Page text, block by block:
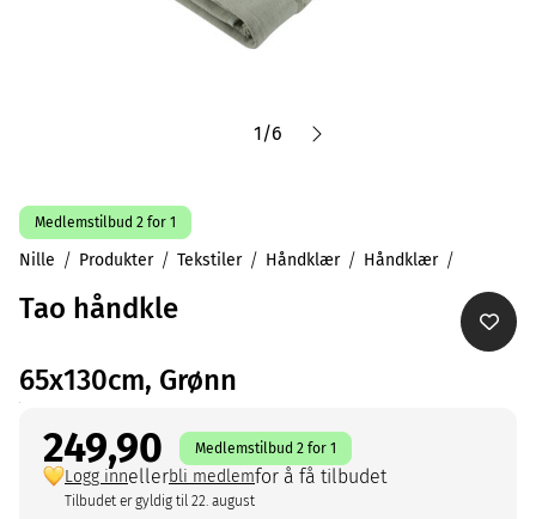
1/6
Medlemstilbud 2 for 1
Nille Produkter Tekstiler Håndklær Håndklær
Tao håndkle
65x130cm, Grønn
249,90 Medlemstilbud 2 for 1
Logg innellerbli medlemfor å få tilbudet
Tilbudet er gyldig til 22. august